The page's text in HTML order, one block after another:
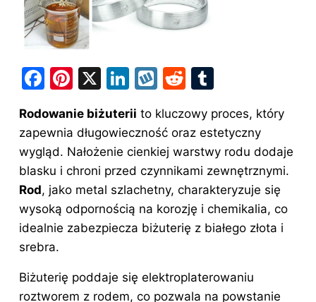
F
c
e
b
o
o
k
Pi
er
e
st
X
Li
k
e
dI
n
W
k
o
p
R
d
di
t
m
bl
r
Rodowanie biżuterii to kluczowy proces, który
zapewnia długowieczność oraz estetyczny
wygląd. Nałożenie cienkiej warstwy rodu dodaje
blasku i chroni przed czynnikami zewnętrznymi.
Rod, jako metal szlachetny, charakteryzuje się
wysoką odpornością na korozję i chemikalia, co
idealnie zabezpiecza biżuterię z białego złota i
srebra.
Biżuterię poddaje się elektroplaterowaniu
roztworem z rodem, co pozwala na powstanie